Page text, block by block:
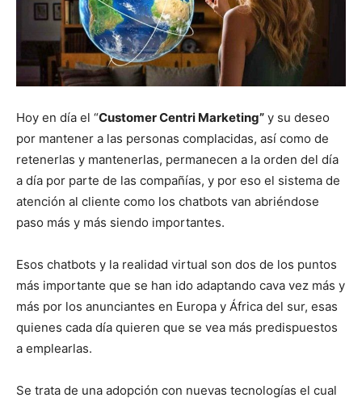
Hoy en día el “Customer Centri Marketing” y su deseo
por mantener a las personas complacidas, así como de
retenerlas y mantenerlas, permanecen a la orden del día
a día por parte de las compañías, y por eso el sistema de
atención al cliente como los chatbots van abriéndose
paso más y más siendo importantes.
Esos chatbots y la realidad virtual son dos de los puntos
más importante que se han ido adaptando cava vez más y
más por los anunciantes en Europa y África del sur, esas
quienes cada día quieren que se vea más predispuestos
a emplearlas.
Se trata de una adopción con nuevas tecnologías el cual